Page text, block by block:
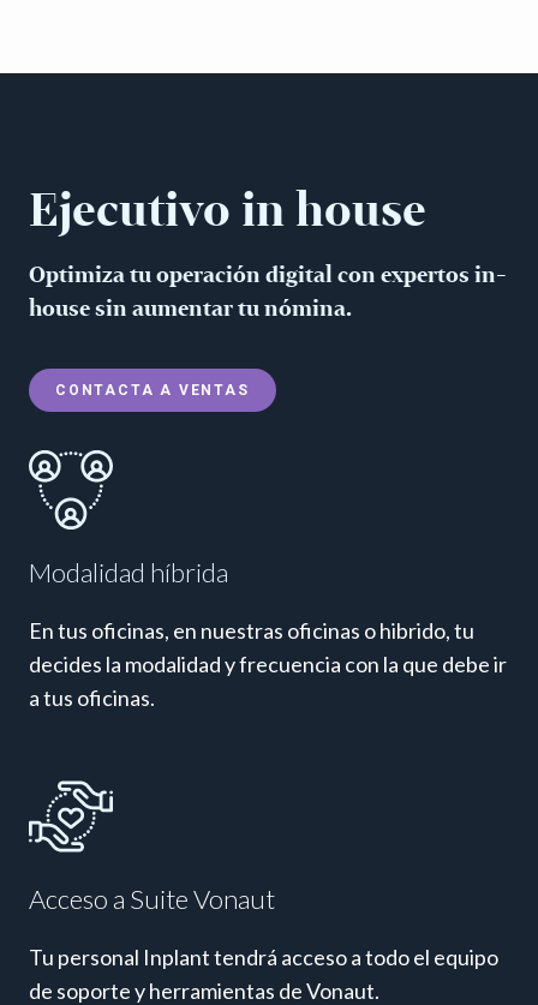
Ejecutivo in house
Optimiza tu operación digital con expertos in-
house sin aumentar tu nómina.
CONTACTA A VENTAS
Modalidad híbrida
En tus oficinas, en nuestras oficinas o hibrido, tu
decides la modalidad y frecuencia con la que debe ir
a tus oficinas.
Acceso a Suite Vonaut
Tu personal Inplant tendrá acceso a todo el equipo
de soporte y herramientas de Vonaut.